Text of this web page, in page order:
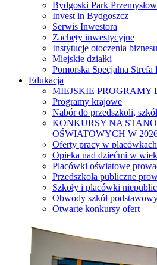
Bydgoski Park
Invest in Bydgoszcz
Serwis Inwestora
Zachęty inwestycyjne
Instytucje otoczenia biznesu
Miejskie działki
Pomorska Specjalna Strefa
Edukacja
MIEJSKIE PROGRAMY
Programy krajowe
Nabór do przedszkoli,
KONKURSY NA
OŚWIATOWYCH W
Oferty pracy w
Opieka nad dziećmi w
Placówki oświatowe
Przedszkola publiczne
Szkoły i placówki
Obwody szkół
Otwarte konkursy ofert